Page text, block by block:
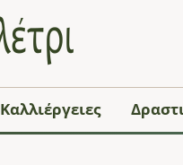
Καλλιέργειες